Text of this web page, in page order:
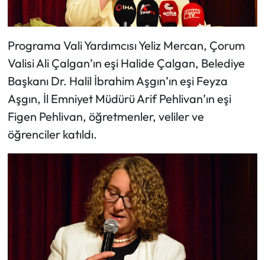
Programa Vali Yardımcısı Yeliz Mercan, Çorum
Valisi Ali Çalgan’ın eşi Halide Çalgan, Belediye
Başkanı Dr. Halil İbrahim Aşgın’ın eşi Feyza
Aşgın, İl Emniyet Müdürü Arif Pehlivan’ın eşi
Figen Pehlivan, öğretmenler, veliler ve
öğrenciler katıldı.